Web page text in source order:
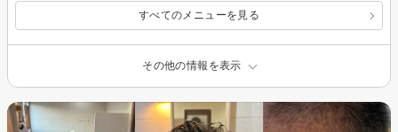
すべてのメニューを見る
その他の情報を表示